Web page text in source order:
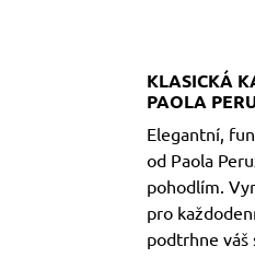
KLASICKÁ
PAOLA
Elegantní,
od Paola
pohodlím.
pro
podtrhne váš